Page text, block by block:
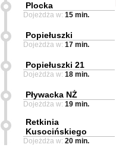
Plocka
Dojeżdża w: 15 min.
Popiełuszki
Dojeżdża w: 17 min.
Popiełuszki 21
Dojeżdża w: 18 min.
Pływacka NŻ
Dojeżdża w: 19 min.
Retkinia
Kusocińskiego
Dojeżdża w: 20 min.